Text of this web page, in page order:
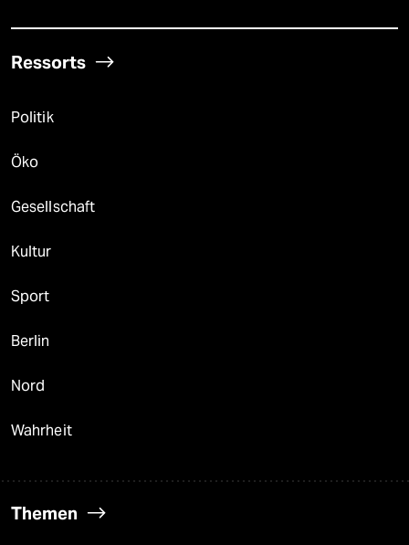
Ressorts
Politik
Öko
Gesellschaft
Kultur
Sport
Berlin
Nord
Wahrheit
Themen